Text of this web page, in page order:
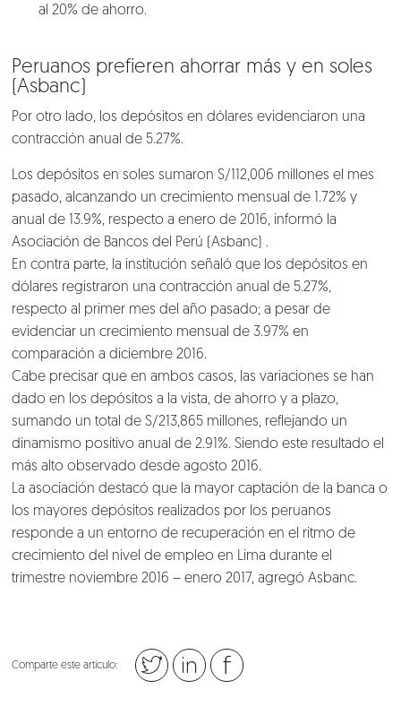
al 20% de ahorro.
Peruanos prefieren ahorrar más y en soles
(Asbanc)
Por otro lado, los depósitos en dólares evidenciaron una
contracción anual de 5.27%.
Los depósitos en soles sumaron S/112,006 millones el mes
pasado, alcanzando un crecimiento mensual de 1.72% y
anual de 13.9%, respecto a enero de 2016, informó la
Asociación de Bancos del Perú (Asbanc) .
En contra parte, la institución señaló que los depósitos en
dólares registraron una contracción anual de 5.27%,
respecto al primer mes del año pasado; a pesar de
evidenciar un crecimiento mensual de 3.97% en
comparación a diciembre 2016.
Cabe precisar que en ambos casos, las variaciones se han
dado en los depósitos a la vista, de ahorro y a plazo,
sumando un total de S/213,865 millones, reflejando un
dinamismo positivo anual de 2.91%. Siendo este resultado el
más alto observado desde agosto 2016.
La asociación destacó que la mayor captación de la banca o
los mayores depósitos realizados por los peruanos
responde a un entorno de recuperación en el ritmo de
crecimiento del nivel de empleo en Lima durante el
trimestre noviembre 2016 – enero 2017, agregó Asbanc.
Comparte este artículo: